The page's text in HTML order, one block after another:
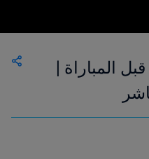
المباراة |